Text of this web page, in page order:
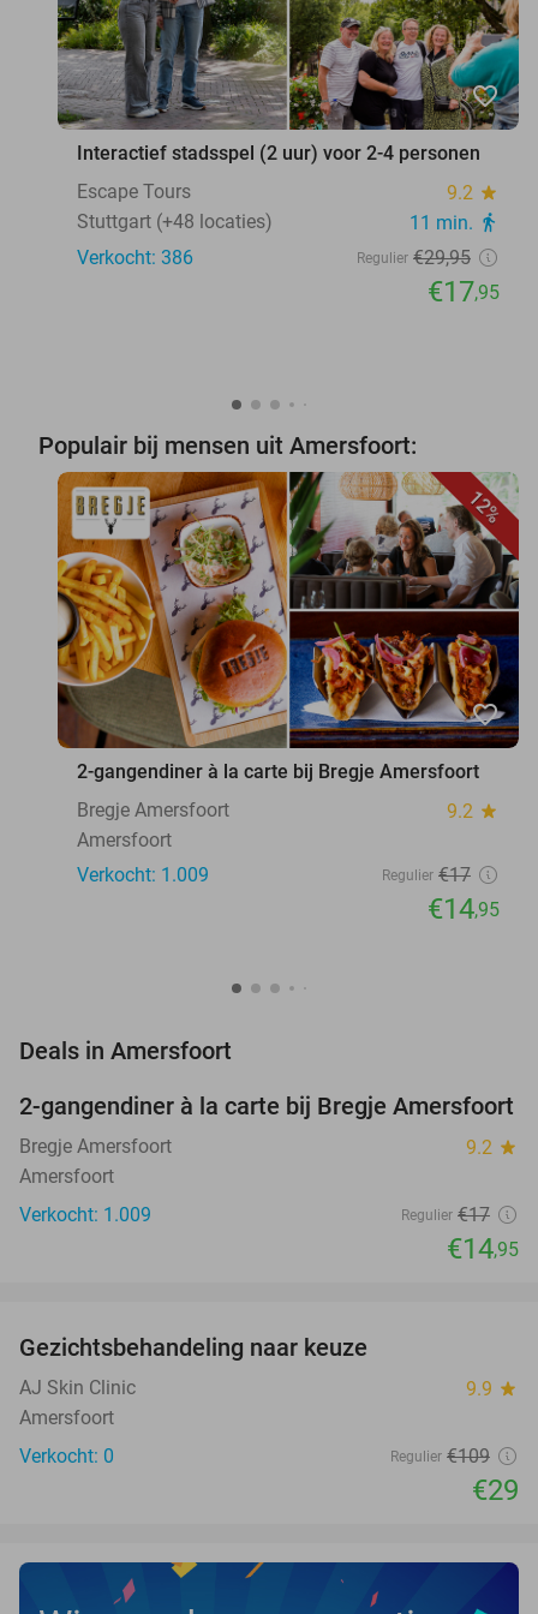
favorite_border
Interactief stadsspel (2 uur) voor 2-4 personen
Escape Tours
9.2 star
Stuttgart (+48 locaties) 11 min. directions_walk
Verkocht: 386 Regulier €29,95
€17,95
Populair bij mensen uit Amersfoort:
12%
favorite_border
2-gangendiner à la carte bij Bregje Amersfoort
Bregje Amersfoort
9.2 star
Amersfoort
Verkocht: 1.009
Regulier €17
€14,95
Deals in Amersfoort
12%
2-gangendiner à la carte bij Bregje Amersfoort
Bregje Amersfoort 9.2 star
Amersfoort
Verkocht: 1.009
Regulier €17
€14,95
TODAY
Gezichtsbehandeling naar keuze
AJ Skin Clinic 9.9 star
Amersfoort
Verkocht: 0
Regulier €109
€29